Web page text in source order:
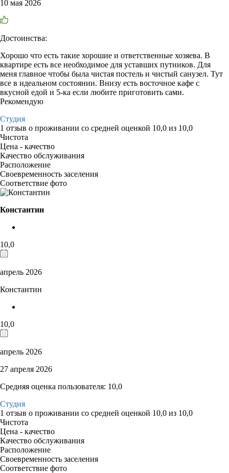
10 мая 2026
Достоинства:
Хорошо что есть такие хорошие и ответственные хозяева. В
квартире есть все необходимое для уставших путников. Для
меня главное чтобы была чистая постель и чистый санузел. Тут
все в идеальном состоянии. Внизу есть восточное кафе с
вкусной едой и 5-ка если любите приготовить сами.
Рекомендую
Студия
1 отзыв о проживании со средней оценкой 10,0 из 10,0
Чистота
Цена - качество
Качество обслуживания
Расположение
Своевременность заселения
Соответствие фото
Константин
10,0
апрель 2026
Константин
10,0
апрель 2026
27 апреля 2026
Средняя оценка пользователя: 10,0
Студия
1 отзыв о проживании со средней оценкой 10,0 из 10,0
Чистота
Цена - качество
Качество обслуживания
Расположение
Своевременность заселения
Соответствие фото